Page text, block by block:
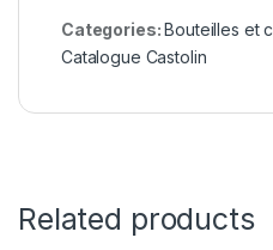
Categories:Bouteilles et
Catalogue Castolin
Related products